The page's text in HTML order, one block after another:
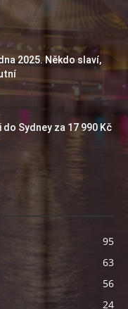
2025. Někdo slaví,
Sydney za 17 990 Kč
95
63
56
24